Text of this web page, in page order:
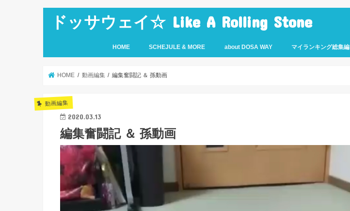
ドッサウェイ☆ Like A Rolling Stone
HOME SCHEJULE & MORE about DOSA WAY マイランキング総集編
HOME 動画編集 編集奮闘記 ＆ 孫動画
動画編集
2020.03.13
編集奮闘記 ＆ 孫動画